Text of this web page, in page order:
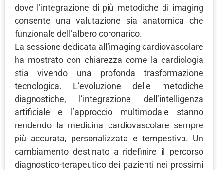
dove l’integrazione di più metodiche di imaging
consente una valutazione sia anatomica che
funzionale dell’albero coronarico.
La sessione dedicata all’imaging cardiovascolare
ha mostrato con chiarezza come la cardiologia
stia vivendo una profonda trasformazione
tecnologica. L’evoluzione delle metodiche
diagnostiche, l’integrazione dell’intelligenza
artificiale e l’approccio multimodale stanno
rendendo la medicina cardiovascolare sempre
più accurata, personalizzata e tempestiva. Un
cambiamento destinato a ridefinire il percorso
diagnostico-terapeutico dei pazienti nei prossimi